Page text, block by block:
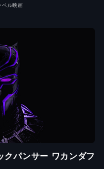
ベル映画
クパンサー ワカンダフ